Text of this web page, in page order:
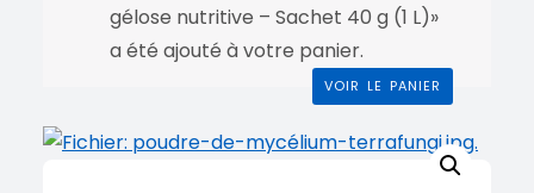
gélose nutritive – Sachet 40 g (1 L)»
a été ajouté à votre panier.
VOIR LE PANIER